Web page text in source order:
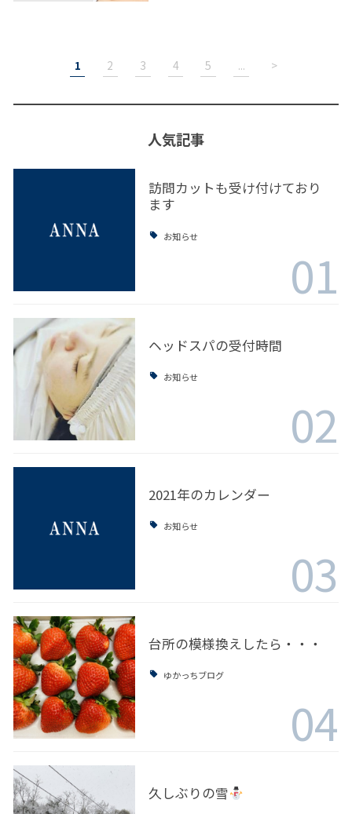
1 2 3 4 5 ... >
人気記事
訪問カットも受け付けており
ます
お知らせ
01
ヘッドスパの受付時間
お知らせ
02
2021年のカレンダー
お知らせ
03
台所の模様換えしたら・・・
ゆかっちブログ
04
久しぶりの雪